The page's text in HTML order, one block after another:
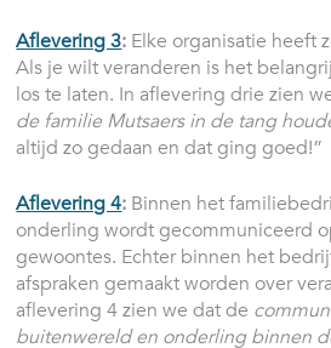
Aflevering 3: Elke organisatie heeft
Als je wilt veranderen is het
los te laten. In aflevering drie zien
de familie Mutsaers in de tang
altijd zo gedaan en dat ging goed!”
Aflevering 4: Binnen het
onderling wordt gecommuniceerd
gewoontes. Echter binnen het
afspraken gemaakt worden over
aflevering 4 zien we dat de
buitenwereld en onderling binnen